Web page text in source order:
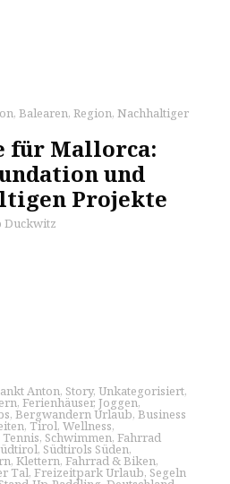
, Balearen, Region, Nachhaltiger
für Mallorca:
und
Projekte
Duckwitz
Anton, Story, Unkategorisiert,
, Ferienhäuser, Joggen,
, Bergwandern Urlaub, Business
, Tirol, Wellness,
Tennis, Schwimmen, Fahrrad
, Südtirols Süden,
, Klettern, Fahrrad & Biken,
Tal, Freizeitpark Urlaub, Segeln